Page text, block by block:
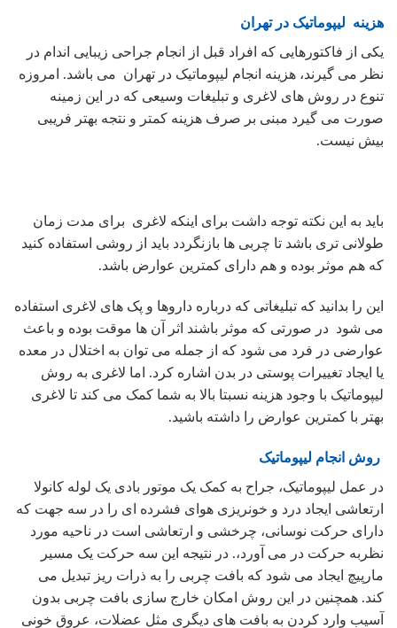
هزینه لیپوماتیک در تهران
یکی از فاکتورهایی که افراد قبل از انجام جراحی زیبایی اندام در
نظر می گیرند، هزینه انجام لیپوماتیک در تهران می باشد. امروزه
تنوع در روش های لاغری و تبلیغات وسیعی که در این زمینه
صورت می گیرد مبنی بر صرف هزینه کمتر و نتجه بهتر فریبی
بیش نیست.
باید به این نکته توجه داشت برای اینکه لاغری برای مدت زمان
طولانی تری باشد تا چربی ها بازنگردد باید از روشی استفاده کنید
که هم موثر بوده و هم دارای کمترین عوارض باشد.
این را بدانید که تبلیغاتی که درباره داروها و پک های لاغری استفاده
می شود در صورتی که موثر باشند اثر آن ها موقت بوده و باعث
عوارضی در فرد می شود که از جمله می توان به اختلال در معده
یا ایجاد تغییرات پوستی در بدن اشاره کرد. اما لاغری به روش
لیپوماتیک با وجود هزینه نسبتا بالا به شما کمک می کند تا لاغری
بهتر با کمترین عوارض را داشته باشید.
روش انجام لیپوماتیک
در عمل لیپوماتیک، جراح به کمک یک موتور بادی یک لوله کانولا
ارتعاشی ایجاد درد و خونریزی هوای فشرده ای را در سه جهت که
دارای حرکت نوسانی، چرخشی و ارتعاشی است در ناحیه مورد
نظربه حرکت در می آورد،. در نتیجه این سه حرکت یک مسیر
مارپیچ ایجاد می شود که بافت چربی را به ذرات ریز تبدیل می
کند. همچنین در این روش امکان خارج سازی بافت چربی بدون
آسیب وارد کردن به بافت های دیگری مثل عضلات، عروق خونی